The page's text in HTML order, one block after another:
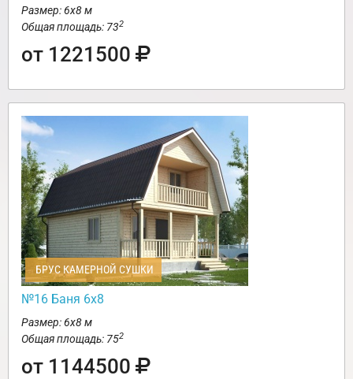
Размер: 6х8 м
Общая площадь: 732
от 1221500
БРУС КАМЕРНОЙ СУШКИ
№16 Баня 6х8
Размер: 6х8 м
Общая площадь: 752
от 1144500